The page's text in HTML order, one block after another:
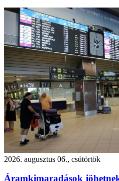
2026. augusztus 06., csütörtök
Áramkimaradások